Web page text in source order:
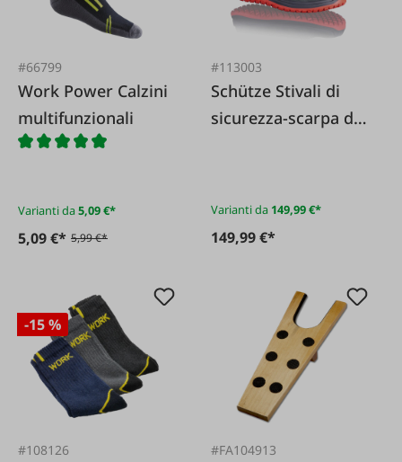
#66799
Work Power Calzini
multifunzionali
Varianti da5,09 €*
5,09 €* 5,99 €*
#113003
Schütze Stivali di
sicurezza-scarpa da
Varianti da 149,99 €*
149,99 €*
-15 %
#108126 #FA104913